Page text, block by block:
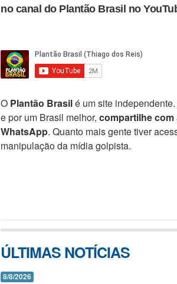
no canal do Plantão Brasil no
O Plantão Brasilé um site
e por um Brasil melhor, compartilhe com
WhatsApp. Quanto mais gente tiver
manipulação da mídia golpista.
ÚLTIMAS NOTÍCIAS
8/8/2026